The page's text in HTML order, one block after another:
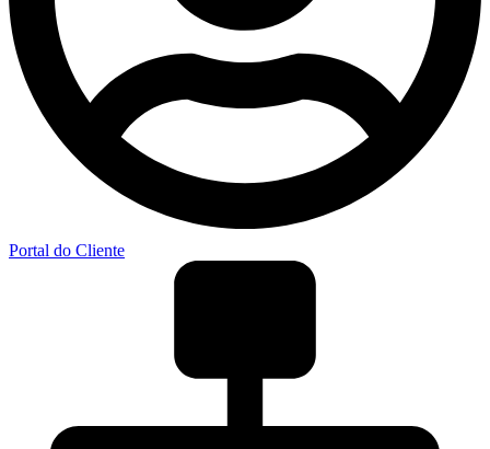
Portal do Cliente